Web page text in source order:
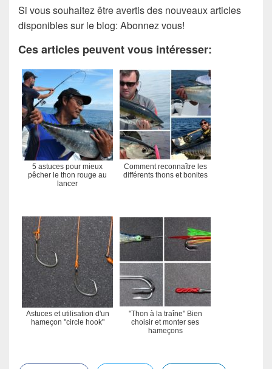
Si vous souhaitez être avertis des nouveaux articles
disponibles sur le blog: Abonnez vous!
Ces articles peuvent vous intéresser:
5 astuces pour mieux
pêcher le thon rouge au
lancer
Comment reconnaître les
différents thons et bonites
Astuces et utilisation d'un
hameçon "circle hook"
"Thon à la traîne" Bien
choisir et monter ses
hameçons